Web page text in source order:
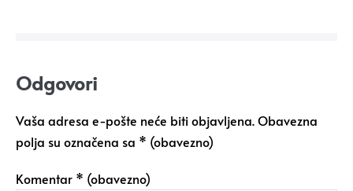
Odgovori
Vaša adresa e-pošte neće biti objavljena.Obavezna
polja su označena sa * (obavezno)
Komentar * (obavezno)